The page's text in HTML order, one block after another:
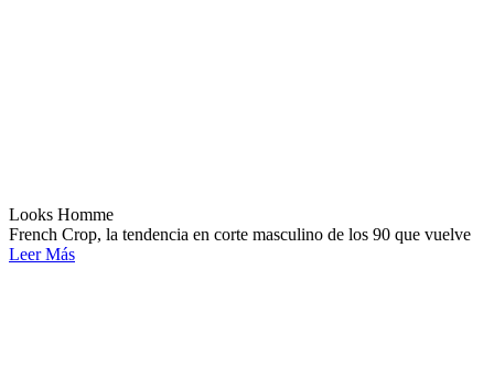
Looks Homme
French Crop, la tendencia en corte masculino de los 90 que vuelve
Leer Más